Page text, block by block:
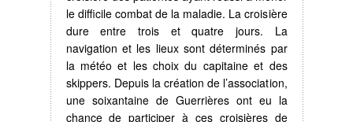
le difficile combat de la maladie. La croisière
dure entre trois et quatre jours. La
navigation et les lieux sont déterminés par
la météo et les choix du capitaine et des
skippers. Depuis la création de l’association,
une soixantaine de Guerrières ont eu la
chance de participer à ces croisières de